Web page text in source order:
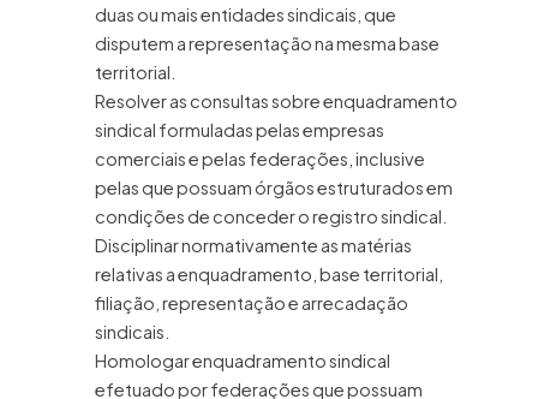
duas ou mais entidades sindicais, que
disputem a representação na mesma base
territorial.
Resolver as consultas sobre enquadramento
sindical formuladas pelas empresas
comerciais e pelas federações, inclusive
pelas que possuam órgãos estruturados em
condições de conceder o registro sindical.
Disciplinar normativamente as matérias
relativas a enquadramento, base territorial,
filiação, representação e arrecadação
sindicais.
Homologar enquadramento sindical
efetuado por federações que possuam